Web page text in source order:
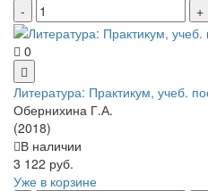
0
Литература: Практикум, учеб.
Обернихина Г.А.
(2018)
В наличии
3 122 руб.
Уже в корзине